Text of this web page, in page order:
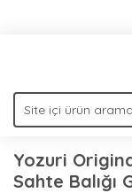
Yozuri
Sahte Balığı